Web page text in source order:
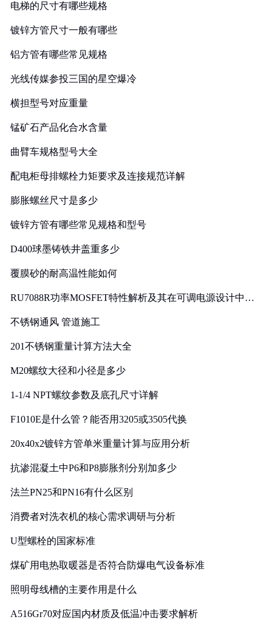
电梯的尺寸有哪些规格
镀锌方管尺寸一般有哪些
铝方管有哪些常见规格
光线传媒参投三国的星空爆冷
横担型号对应重量
锰矿石产品化合水含量
曲臂车规格型号大全
配电柜母排螺栓力矩要求及连接规范详解
膨胀螺丝尺寸是多少
镀锌方管有哪些常见规格和型号
D400球墨铸铁井盖重多少
覆膜砂的耐高温性能如何
RU7088R功率MOSFET特性解析及其在可调电源设计中的
不锈钢通风 管道施工
201不锈钢重量计算方法大全
M20螺纹大径和小径是多少
1-1/4 NPT螺纹参数及底孔尺寸详解
F1010E是什么管？能否用3205或3505代换
20x40x2镀锌方管单米重量计算与应用分析
抗渗混凝土中P6和P8膨胀剂分别加多少
法兰PN25和PN16有什么区别
消费者对洗衣机的核心需求调研与分析
U型螺栓的国家标准
煤矿用电热取暖器是否符合防爆电气设备标准
照明母线槽的主要作用是什么
A516Gr70对应国内材质及低温冲击要求解析